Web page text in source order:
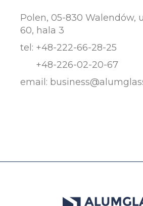
Polen, 05-830 Walendów,
60, hala 3
tel: +48-222-66-28-25
+48-226-02-20-67
email: